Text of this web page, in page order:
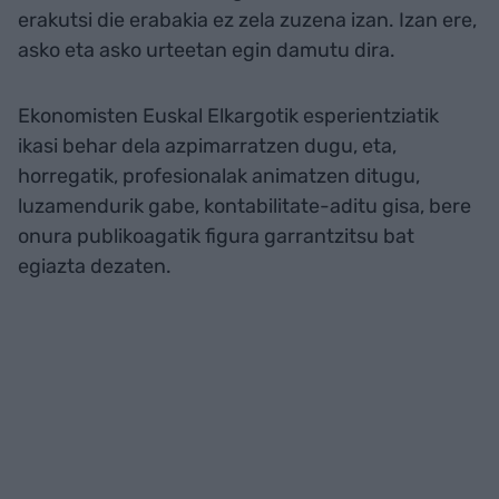
erakutsi die erabakia ez zela zuzena izan. Izan ere,
asko eta asko urteetan egin damutu dira.
Ekonomisten Euskal Elkargotik esperientziatik
ikasi behar dela azpimarratzen dugu, eta,
horregatik, profesionalak animatzen ditugu,
luzamendurik gabe, kontabilitate-aditu gisa, bere
onura publikoagatik figura garrantzitsu bat
egiazta dezaten.